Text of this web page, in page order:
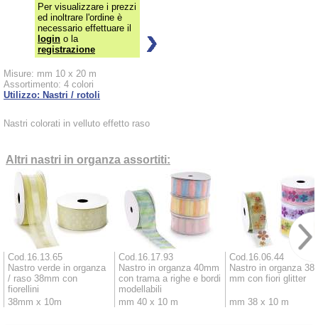
Per visualizzare i prezzi
ed inoltrare l'ordine è
necessario effettuare il
login o la
registrazione
Misure: mm 10 x 20 m
Assortimento: 4 colori
Utilizzo: Nastri / rotoli
Nastri colorati in velluto effetto raso
Altri nastri in organza assortiti:
Cod.16.13.65
Nastro verde in organza
/ raso 38mm con
fiorellini
38mm x 10m
Cod.16.17.93
Nastro in organza 40mm
con trama a righe e bordi
modellabili
mm 40 x 10 m
Cod.16.06.44
Nastro in organza 38
mm con fiori glitter
mm 38 x 10 m